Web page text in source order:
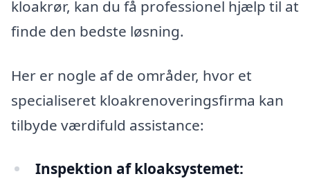
kloakrør, kan du få professionel hjælp til at
finde den bedste løsning.
Her er nogle af de områder, hvor et
specialiseret kloakrenoveringsfirma kan
tilbyde værdifuld assistance:
Inspektion af kloaksystemet: